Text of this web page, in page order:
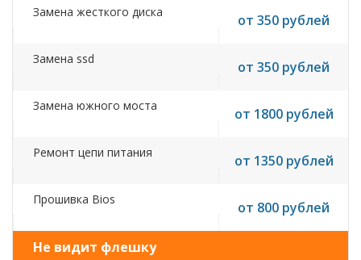
Замена жесткого диска от 350 рублей
Замена ssd от 350 рублей
Замена южного моста от 1800 рублей
Ремонт цепи питания от 1350 рублей
Прошивка Bios от 800 рублей
Не видит флешку